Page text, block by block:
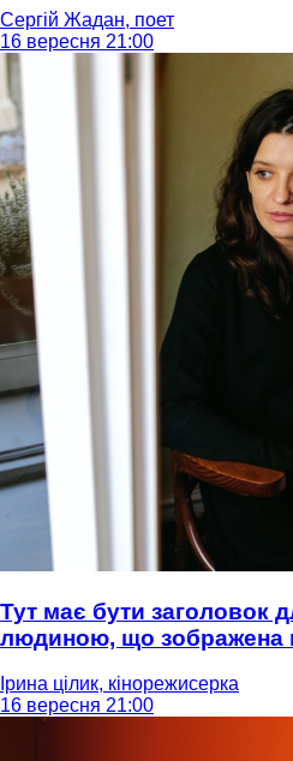
Сергій Жадан, поет
16 вересня 21:00
Тут має бути заголовок
людиною, що зображена
Ірина цілик, кінорежисерка
16 вересня 21:00